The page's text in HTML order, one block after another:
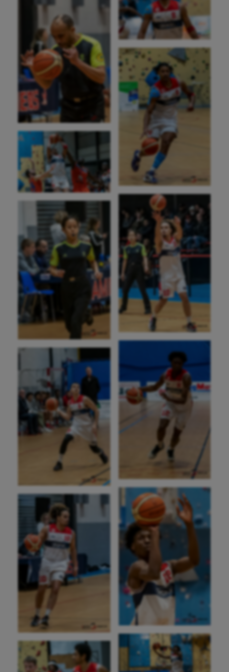
Omnisports
Outdoor
Paddle
Parkour
Patinage artistique
Pétanque
Plongée
Randonnée / Marche
Roller-derby
Sauvetage sportif
Sport adapté
Sport handicap
Sport santé
Sport-entreprise
Sport-santé
Tir
Tir à l'arc
Triathlon
Ultimate frisbee
UNSS
Voile
Wakeboard
Water-polo